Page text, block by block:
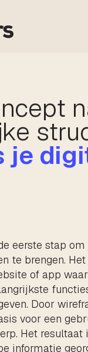
je
eerste stap
te brengen.
of app
Door
voor een
Het resultaat
informatie